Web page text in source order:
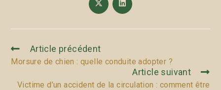
Article précédent
Morsure de chien : quelle conduite adopter ?
Article suivant
Victime d’un accident de la circulation : comment être